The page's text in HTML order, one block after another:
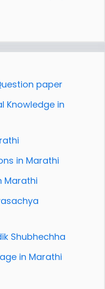
paper
Knowledge in
in Marathi
Marathi
Shubhechha
in Marathi